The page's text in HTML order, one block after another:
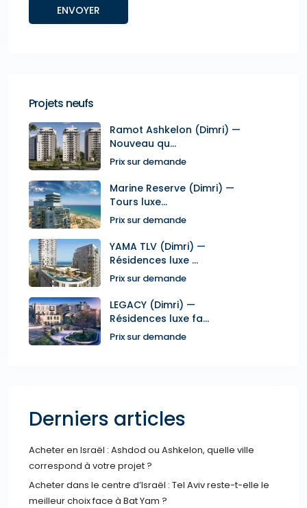
Projets neufs
Ramot Ashkelon (Dimri) —
Nouveau qu...
Prix sur demande
Marine Reserve (Dimri) —
Tours luxe...
Prix sur demande
YAMA TLV (Dimri) —
Résidences luxe ...
Prix sur demande
LEGACY (Dimri) —
Résidences luxe fa...
Prix sur demande
Derniers articles
Acheter en Israël : Ashdod ou Ashkelon, quelle ville
correspond à votre projet ?
Acheter dans le centre d’Israël : Tel Aviv reste-t-elle le
meilleur choix face à Bat Yam ?